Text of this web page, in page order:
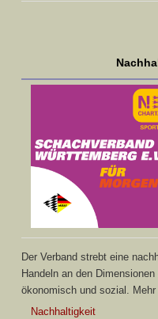
Der Verband strebt eine
Handeln an den
ökonomisch und sozial. Mehr
Nachhaltigkeit